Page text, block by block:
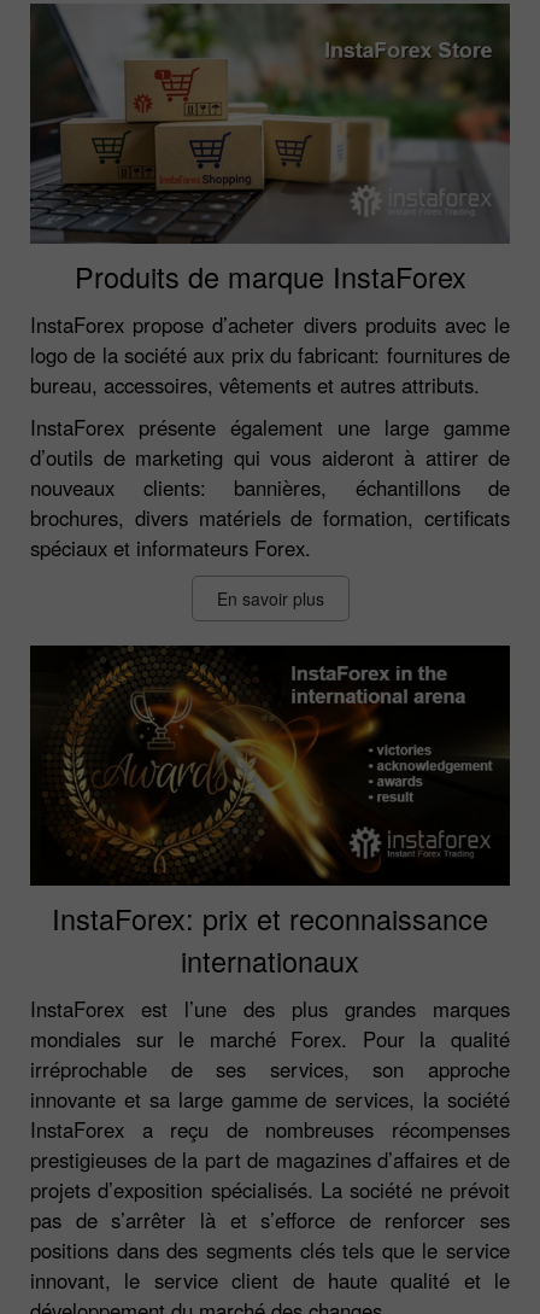
Produits de marque InstaForex
InstaForex propose d’acheter divers produits avec le
logo de la société aux prix du fabricant: fournitures de
bureau, accessoires, vêtements et autres attributs.
InstaForex présente également une large gamme
d’outils de marketing qui vous aideront à attirer de
nouveaux clients: bannières, échantillons de
brochures, divers matériels de formation, certificats
spéciaux et informateurs Forex.
En savoir plus
InstaForex: prix et reconnaissance
internationaux
InstaForex est l’une des plus grandes marques
mondiales sur le marché Forex. Pour la qualité
irréprochable de ses services, son approche
innovante et sa large gamme de services, la société
InstaForex a reçu de nombreuses récompenses
prestigieuses de la part de magazines d’affaires et de
projets d’exposition spécialisés. La société ne prévoit
pas de s’arrêter là et s’efforce de renforcer ses
positions dans des segments clés tels que le service
innovant, le service client de haute qualité et le